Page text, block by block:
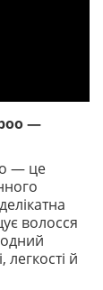
—
— це
волосся
легкості й